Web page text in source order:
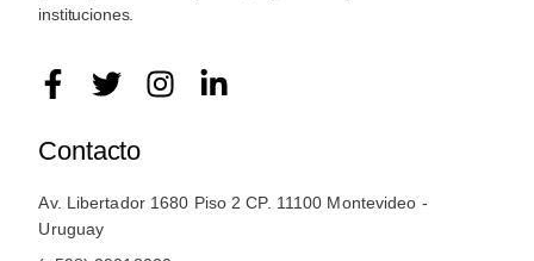
instituciones.
Contacto
Av. Libertador 1680 Piso 2 CP. 11100 Montevideo -
Uruguay